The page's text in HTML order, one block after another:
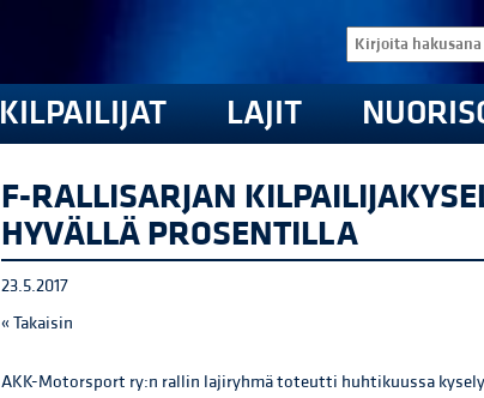
KILPAILIJAT LAJIT
F-RALLISARJAN
HYVÄLLÄ PROSENTILLA
23.5.2017
« Takaisin
AKK-Motorsport ry:n rallin lajiryhmä toteutti huhtikuussa